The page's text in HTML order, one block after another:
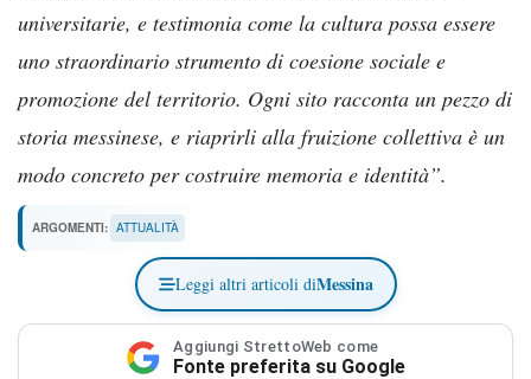
universitarie, e testimonia come la cultura possa essere
uno straordinario strumento di coesione sociale e
promozione del territorio. Ogni sito racconta un pezzo di
storia messinese, e riaprirli alla fruizione collettiva è un
modo concreto per costruire memoria e identità”.
ARGOMENTI: ATTUALITÀ
Leggi altri articoli diMessina
Aggiungi StrettoWeb come
Fonte preferita su Google